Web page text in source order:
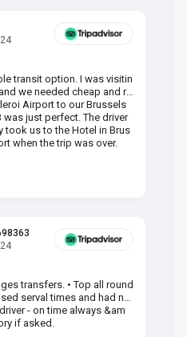
transit option. I was visitin
we needed cheap and re
Airport to our Brussels
just perfect. The driver
took us to the Hotel in Brus
when the trip was over.
transfers. • Top all round
serval times and had no
- on time always &am
if asked.